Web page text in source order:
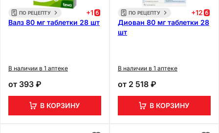
ПО РЕЦЕПТУ +1
Валз 80 мг таблетки 28 шт
В наличии в 1 аптеке
от 393 ₽
В КОРЗИНУ
ПО РЕЦЕПТУ +12
Диован 80 мг таблетки 28
шт
В наличии в 1 аптеке
от 2 518 ₽
В КОРЗИНУ